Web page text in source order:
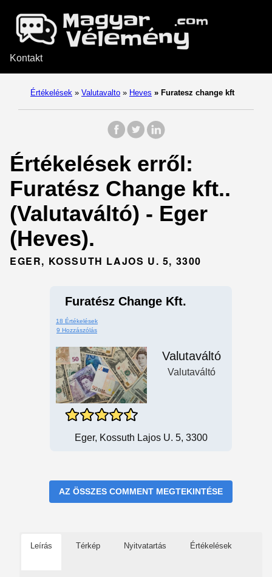
Kontakt
Értékelések » Valutavalto » Heves » Furatesz change kft
Értékelések erről:
Furatész Change kft..
(Valutaváltó) - Eger
(Heves).
EGER, KOSSUTH LAJOS U. 5, 3300
Furatész Change Kft.
18 Értékelések
9 Hozzászólás
Valutaváltó
Valutaváltó
Eger, Kossuth Lajos U. 5, 3300
AZ ÖSSZES COMMENT MEGTEKINTÉSE
Leírás Térkép Nyitvatartás Értékelések